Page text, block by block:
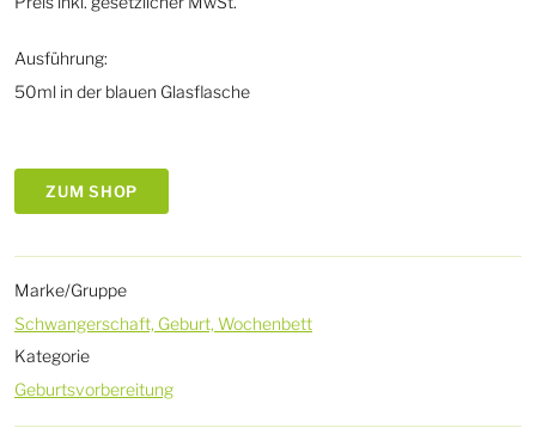
Ausführung:
50ml in der blauen Glasflasche
ZUM SHOP
Marke/Gruppe
Schwangerschaft, Geburt, Wochenbett
Kategorie
Geburtsvorbereitung